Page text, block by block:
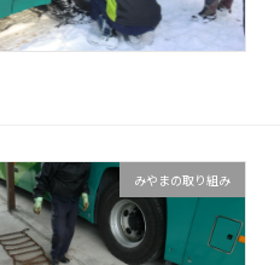
みやまの取り組み